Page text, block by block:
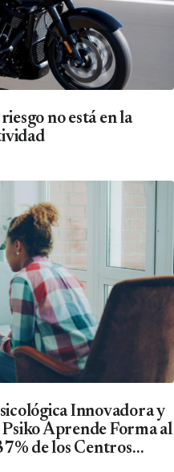
no está en la
Innovadora y
Aprende Forma al
de los Centros